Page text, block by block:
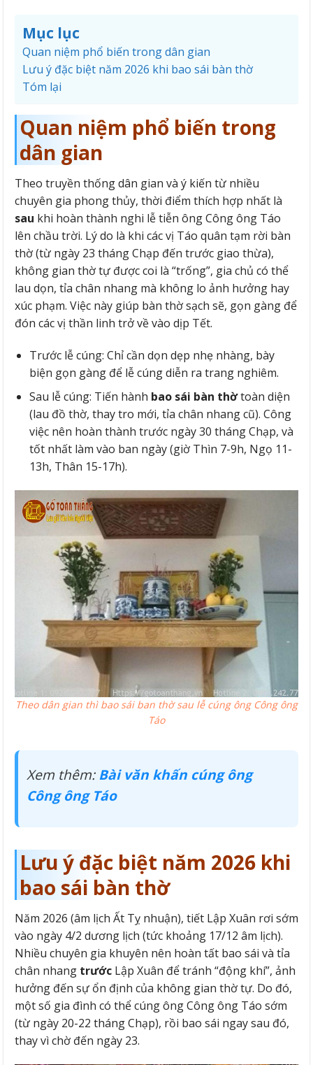
Mục lục
Quan niệm phổ biến trong dân gian
Lưu ý đặc biệt năm 2026 khi bao sái bàn thờ
Tóm lại
Quan niệm phổ biến trong
dân gian
Theo truyền thống dân gian và ý kiến từ nhiều
chuyên gia phong thủy, thời điểm thích hợp nhất là
sau khi hoàn thành nghi lễ tiễn ông Công ông Táo
lên chầu trời. Lý do là khi các vị Táo quân tạm rời bàn
thờ (từ ngày 23 tháng Chạp đến trước giao thừa),
không gian thờ tự được coi là “trống”, gia chủ có thể
lau dọn, tỉa chân nhang mà không lo ảnh hưởng hay
xúc phạm. Việc này giúp bàn thờ sạch sẽ, gọn gàng để
đón các vị thần linh trở về vào dịp Tết.
Trước lễ cúng: Chỉ cần dọn dẹp nhẹ nhàng, bày
biện gọn gàng để lễ cúng diễn ra trang nghiêm.
Sau lễ cúng: Tiến hành bao sái bàn thờtoàn diện
(lau đồ thờ, thay tro mới, tỉa chân nhang cũ). Công
việc nên hoàn thành trước ngày 30 tháng Chạp, và
tốt nhất làm vào ban ngày (giờ Thìn 7-9h, Ngọ 11-
13h, Thân 15-17h).
Theo dân gian thì bao sái ban thờ sau lễ cúng ông Công ông
Táo
Xem thêm:Bài văn khấn cúng ông
Công ông Táo
Lưu ý đặc biệt năm 2026 khi
bao sái bàn thờ
Năm 2026 (âm lịch Ất Tỵ nhuận), tiết Lập Xuân rơi sớm
vào ngày 4/2 dương lịch (tức khoảng 17/12 âm lịch).
Nhiều chuyên gia khuyên nên hoàn tất bao sái và tỉa
chân nhang trước Lập Xuân để tránh “động khí”, ảnh
hưởng đến sự ổn định của không gian thờ tự. Do đó,
một số gia đình có thể cúng ông Công ông Táo sớm
(từ ngày 20-22 tháng Chạp), rồi bao sái ngay sau đó,
thay vì chờ đến ngày 23.